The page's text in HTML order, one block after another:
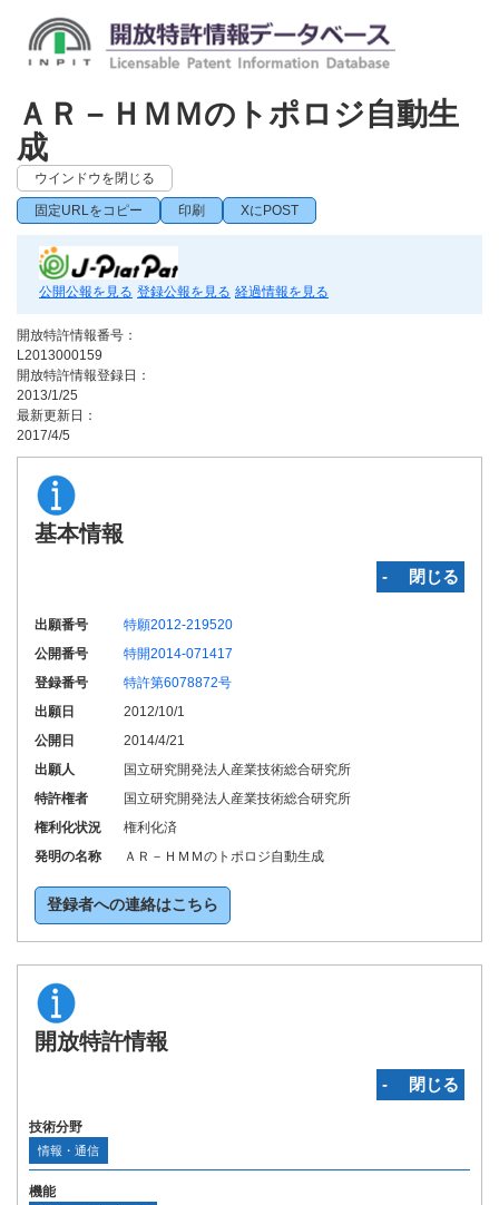
ＡＲ－ＨＭＭのトポロジ自動生
成
ウインドウを閉じる
固定URLをコピー 印刷 XにPOST
公開公報を見る 登録公報を見る 経過情報を見る
開放特許情報番号：
L2013000159
開放特許情報登録日：
2013/1/25
最新更新日：
2017/4/5
基本情報
‐ 閉じる
出願番号
特願2012-219520
公開番号
特開2014-071417
登録番号
特許第6078872号
出願日
2012/10/1
公開日
2014/4/21
出願人
国立研究開発法人産業技術総合研究所
特許権者
国立研究開発法人産業技術総合研究所
権利化状況
権利化済
発明の名称
ＡＲ－ＨＭＭのトポロジ自動生成
登録者への連絡はこちら
開放特許情報
‐ 閉じる
技術分野
情報・通信
機能